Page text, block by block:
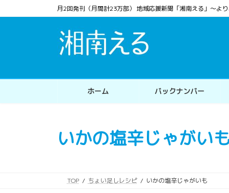
ン
ス
ビ
ン
月2回発刊（月間計23万部） 地域応援新聞「湘南える」〜よ
ホーム バックナンバー
いかの塩辛じゃがい
TOP ちょい足しレシピ いかの塩辛じゃがいも